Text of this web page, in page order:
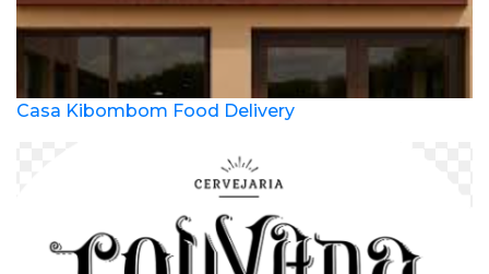
Casa Kibombom Food Delivery